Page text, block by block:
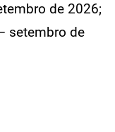
de 2026;
setembro de